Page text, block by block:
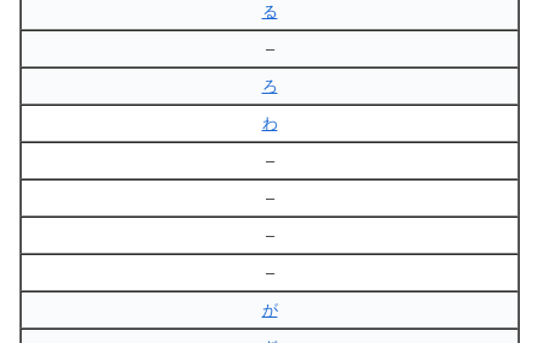
る
–
ろ
わ
–
–
–
–
が